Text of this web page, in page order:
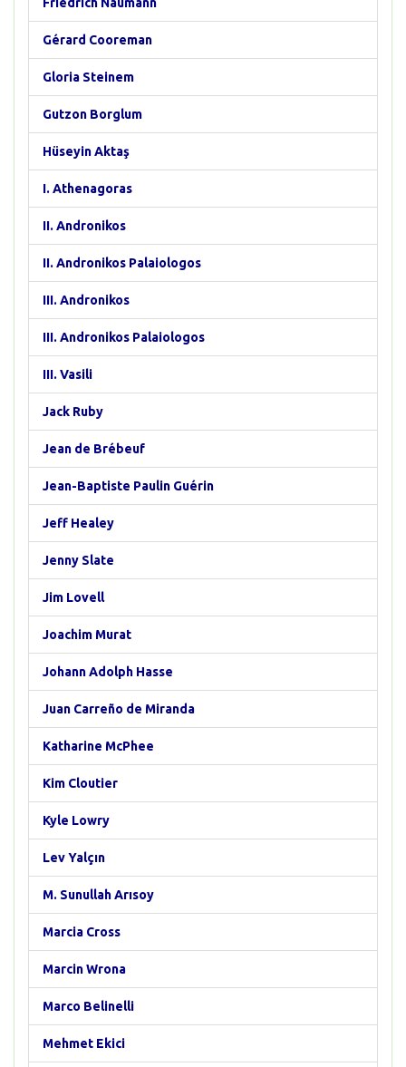
Gérard Cooreman
Gloria Steinem
Gutzon Borglum
Hüseyin Aktaş
I. Athenagoras
II. Andronikos
II. Andronikos Palaiologos
III. Andronikos
III. Andronikos Palaiologos
III. Vasili
Jack Ruby
Jean de Brébeuf
Jean-Baptiste Paulin Guérin
Jeff Healey
Jenny Slate
Jim Lovell
Joachim Murat
Johann Adolph Hasse
Juan Carreño de Miranda
Katharine McPhee
Kim Cloutier
Kyle Lowry
Lev Yalçın
M. Sunullah Arısoy
Marcia Cross
Marcin Wrona
Marco Belinelli
Mehmet Ekici